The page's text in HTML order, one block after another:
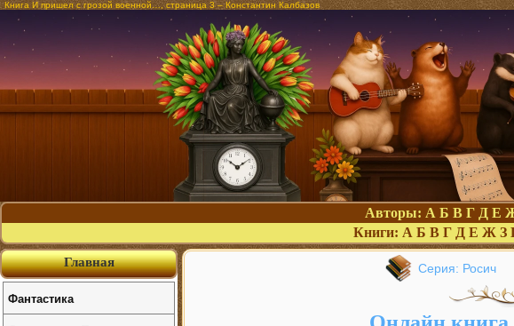
Книга И пришел с грозой военной…, страница 3 – Константин Калбазов
Авторы: А Б В Г Д Е
Книги: А Б В Г Д Е Ж З
Серия: Росич
Главная
Фантастика